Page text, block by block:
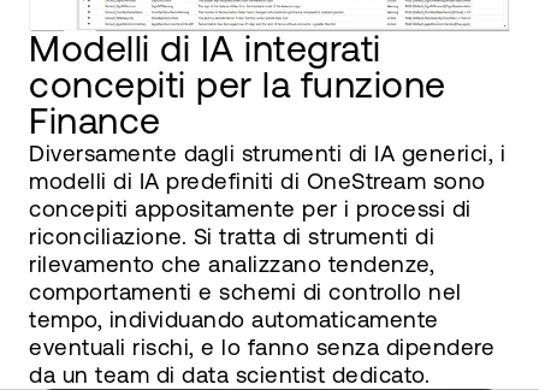
Modelli di IA integrati
concepiti per la funzione
Finance
Diversamente dagli strumenti di IA generici, i
modelli di IA predefiniti di OneStream sono
concepiti appositamente per i processi di
riconciliazione. Si tratta di strumenti di
rilevamento che analizzano tendenze,
comportamenti e schemi di controllo nel
tempo, individuando automaticamente
eventuali rischi, e lo fanno senza dipendere
da un team di data scientist dedicato.